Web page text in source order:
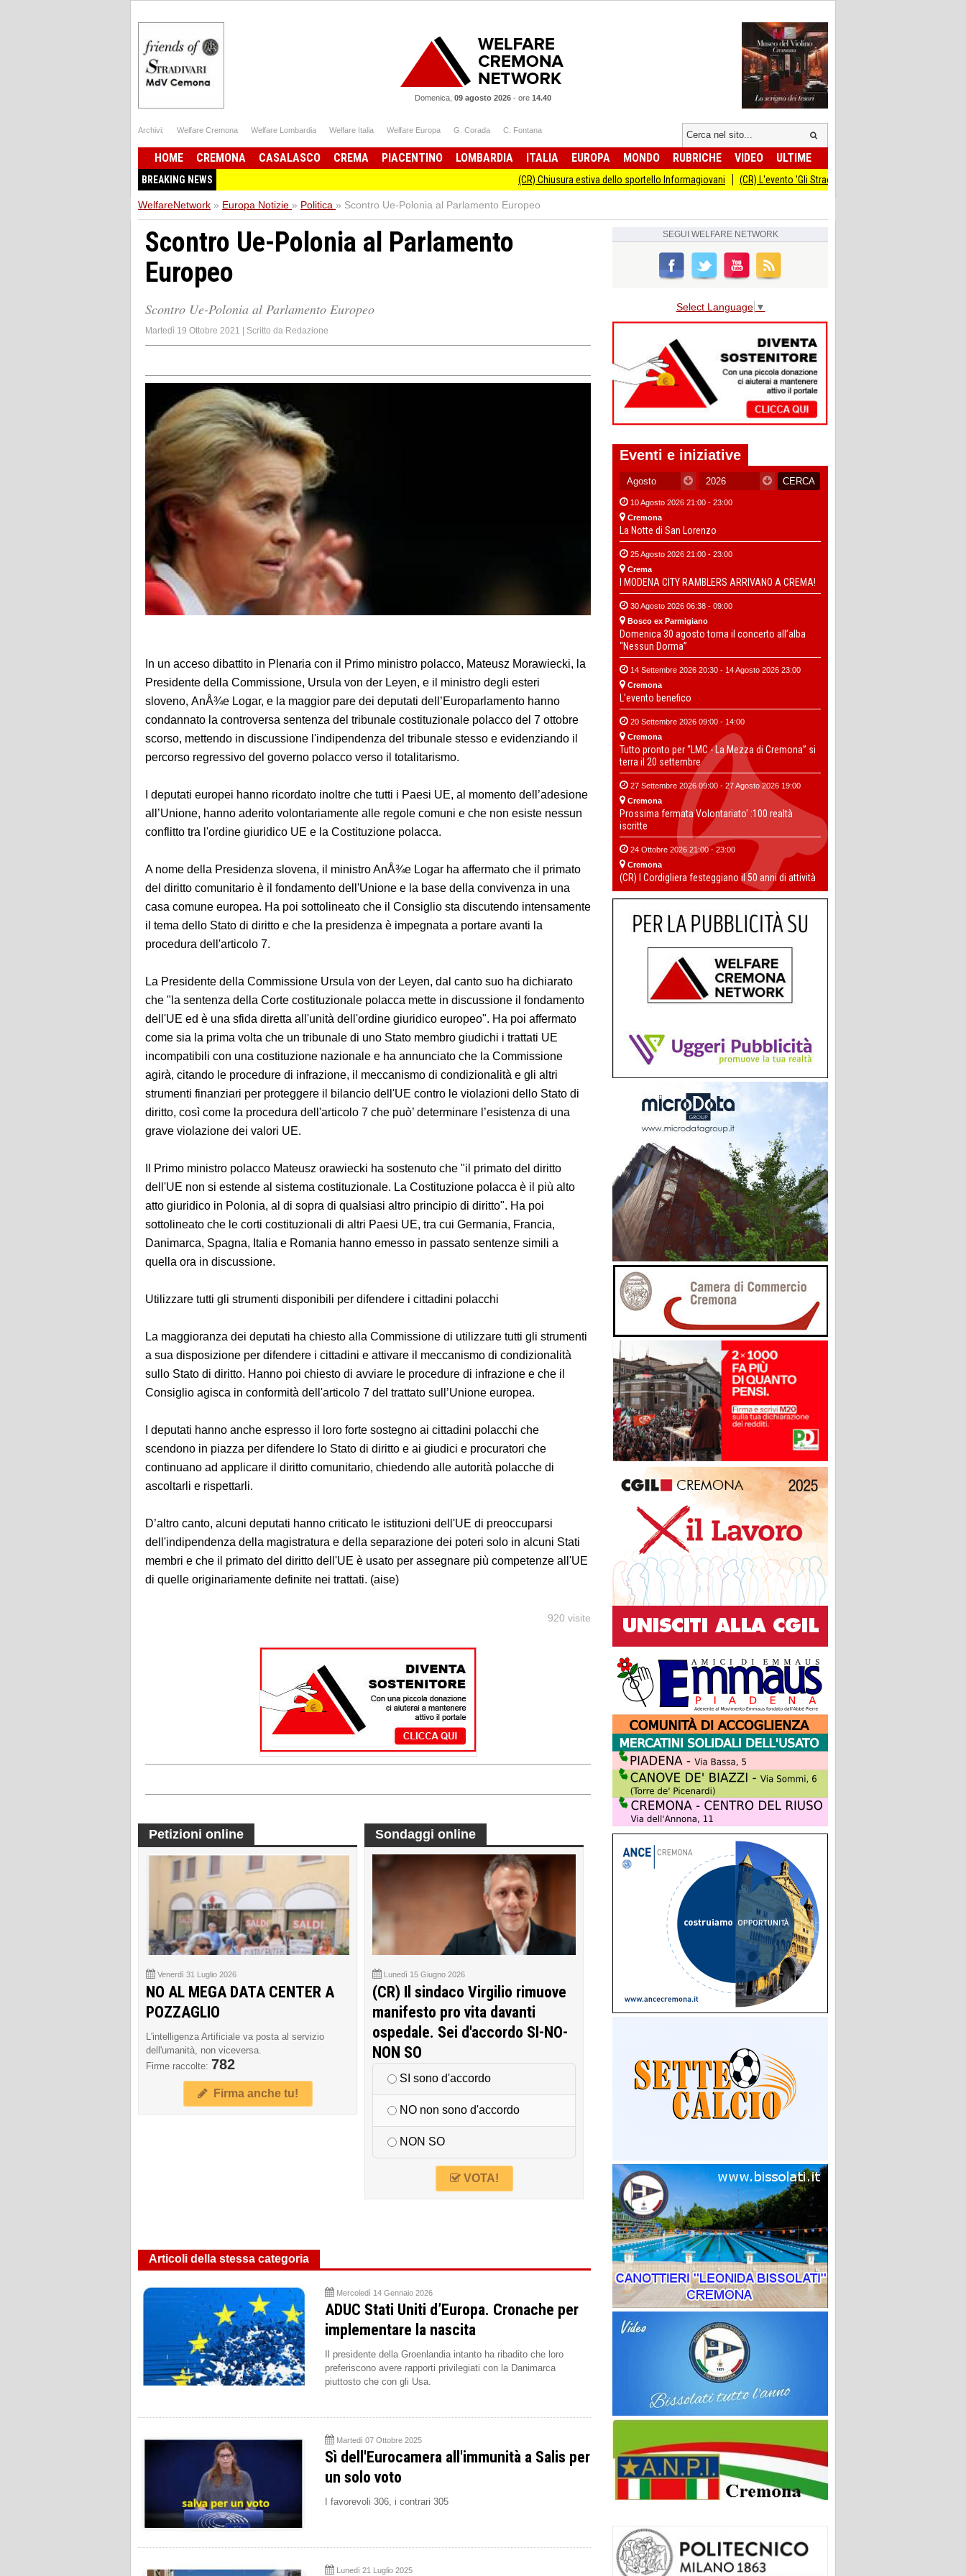
Domenica, 09 agosto 2026 - ore 14.40
Archivi: Welfare Cremona Welfare Lombardia Welfare Italia Welfare Europa G. Corada C. Fontana
HOME CREMONA CASALASCO CREMA PIACENTINO LOMBARDIA ITALIA EUROPA MONDO RUBRICHE VIDEO ULTIME
BREAKING NEWS (CR) Chiusura estiva dello sportello Informagiovani (CR) L'evento 'Gli Straordinari' con Carlo Cracco anticipato al 14
WelfareNetwork » Europa Notizie » Politica » Scontro Ue-Polonia al Parlamento Europeo
Scontro Ue-Polonia al Parlamento
Europeo
Scontro Ue-Polonia al Parlamento Europeo
Martedì 19 Ottobre 2021 | Scritto da Redazione
In un acceso dibattito in Plenaria con il Primo ministro polacco, Mateusz Morawiecki, la
Presidente della Commissione, Ursula von der Leyen, e il ministro degli esteri
sloveno, AnÅ¾e Logar, e la maggior pare dei deputati dell’Europarlamento hanno
condannato la controversa sentenza del tribunale costituzionale polacco del 7 ottobre
scorso, mettendo in discussione l'indipendenza del tribunale stesso e evidenziando il
percorso regressivo del governo polacco verso il totalitarismo.
I deputati europei hanno ricordato inoltre che tutti i Paesi UE, al momento dell’adesione
all’Unione, hanno aderito volontariamente alle regole comuni e che non esiste nessun
conflitto tra l'ordine giuridico UE e la Costituzione polacca.
A nome della Presidenza slovena, il ministro AnÅ¾e Logar ha affermato che il primato
del diritto comunitario è il fondamento dell'Unione e la base della convivenza in una
casa comune europea. Ha poi sottolineato che il Consiglio sta discutendo intensamente
il tema dello Stato di diritto e che la presidenza è impegnata a portare avanti la
procedura dell'articolo 7.
La Presidente della Commissione Ursula von der Leyen, dal canto suo ha dichiarato
che "la sentenza della Corte costituzionale polacca mette in discussione il fondamento
dell'UE ed è una sfida diretta all'unità dell'ordine giuridico europeo". Ha poi affermato
come sia la prima volta che un tribunale di uno Stato membro giudichi i trattati UE
incompatibili con una costituzione nazionale e ha annunciato che la Commissione
agirà, citando le procedure di infrazione, il meccanismo di condizionalità e gli altri
strumenti finanziari per proteggere il bilancio dell'UE contro le violazioni dello Stato di
diritto, così come la procedura dell'articolo 7 che può’ determinare l’esistenza di una
grave violazione dei valori UE.
Il Primo ministro polacco Mateusz orawiecki ha sostenuto che "il primato del diritto
dell'UE non si estende al sistema costituzionale. La Costituzione polacca è il più alto
atto giuridico in Polonia, al di sopra di qualsiasi altro principio di diritto". Ha poi
sottolineato che le corti costituzionali di altri Paesi UE, tra cui Germania, Francia,
Danimarca, Spagna, Italia e Romania hanno emesso in passato sentenze simili a
quella ora in discussione.
Utilizzare tutti gli strumenti disponibili per difendere i cittadini polacchi
La maggioranza dei deputati ha chiesto alla Commissione di utilizzare tutti gli strumenti
a sua disposizione per difendere i cittadini e attivare il meccanismo di condizionalità
sullo Stato di diritto. Hanno poi chiesto di avviare le procedure di infrazione e che il
Consiglio agisca in conformità dell'articolo 7 del trattato sull’Unione europea.
I deputati hanno anche espresso il loro forte sostegno ai cittadini polacchi che
scendono in piazza per difendere lo Stato di diritto e ai giudici e procuratori che
continuano ad applicare il diritto comunitario, chiedendo alle autorità polacche di
ascoltarli e rispettarli.
D’altro canto, alcuni deputati hanno criticato le istituzioni dell'UE di preoccuparsi
dell'indipendenza della magistratura e della separazione dei poteri solo in alcuni Stati
membri e che il primato del diritto dell'UE è usato per assegnare più competenze all'UE
di quelle originariamente definite nei trattati. (aise)
920 visite
Petizioni online
Venerdì 31 Luglio 2026
NO AL MEGA DATA CENTER A
POZZAGLIO
L'intelligenza Artificiale va posta al servizio
dell'umanità, non viceversa.
Firme raccolte: 782
Firma anche tu!
Sondaggi online
Lunedì 15 Giugno 2026
(CR) Il sindaco Virgilio rimuove
manifesto pro vita davanti
ospedale. Sei d'accordo SI-NO-
NON SO
SI sono d'accordo
NO non sono d'accordo
NON SO
VOTA!
Articoli della stessa categoria
Mercoledì 14 Gennaio 2026
ADUC Stati Uniti d’Europa. Cronache per
implementare la nascita
Il presidente della Groenlandia intanto ha ribadito che loro
preferiscono avere rapporti privilegiati con la Danimarca
piuttosto che con gli Usa.
Martedì 07 Ottobre 2025
Sì dell'Eurocamera all'immunità a Salis per
un solo voto
I favorevoli 306, i contrari 305
Lunedì 21 Luglio 2025
SEGUI WELFARE NETWORK
Select Language ▼
Eventi e iniziative
10 Agosto 2026 21:00 - 23:00
Cremona
La Notte di San Lorenzo
25 Agosto 2026 21:00 - 23:00
Crema
I MODENA CITY RAMBLERS ARRIVANO A CREMA!
30 Agosto 2026 06:38 - 09:00
Bosco ex Parmigiano
Domenica 30 agosto torna il concerto all’alba
“Nessun Dorma”
14 Settembre 2026 20:30 - 14 Agosto 2026 23:00
Cremona
L'evento benefico
20 Settembre 2026 09:00 - 14:00
Cremona
Tutto pronto per “LMC - La Mezza di Cremona” si
terra il 20 settembre
27 Settembre 2026 09:00 - 27 Agosto 2026 19:00
Cremona
Prossima fermata Volontariato' :100 realtà
iscritte
24 Ottobre 2026 21:00 - 23:00
Cremona
(CR) I Cordigliera festeggiano il 50 anni di attività